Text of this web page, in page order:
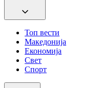
Топ вести
Македонија
Економија
Свет
Спорт